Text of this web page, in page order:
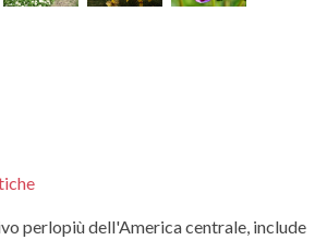
perlopiù dell'America centrale, include